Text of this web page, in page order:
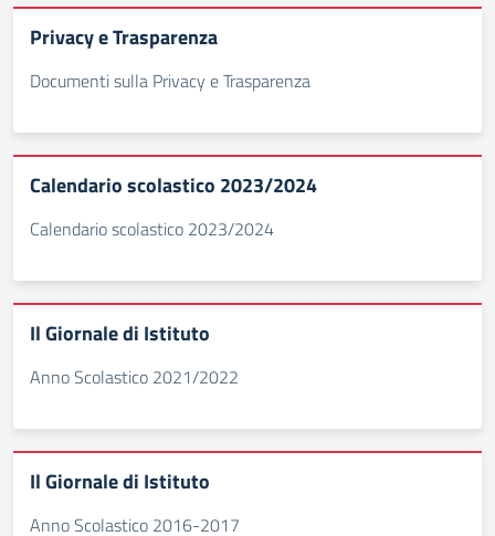
Privacy e Trasparenza
Documenti sulla Privacy e Trasparenza
Calendario scolastico 2023/2024
Calendario scolastico 2023/2024
Il Giornale di Istituto
Anno Scolastico 2021/2022
Il Giornale di Istituto
Anno Scolastico 2016-2017